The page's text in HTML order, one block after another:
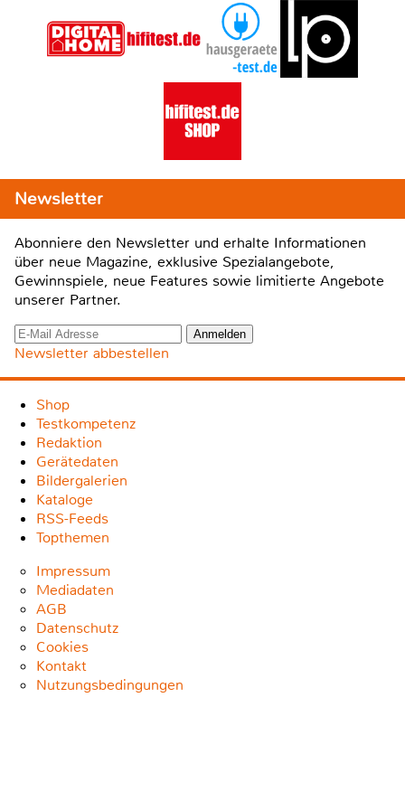
Newsletter
Abonniere den Newsletter und erhalte Informationen
über neue Magazine, exklusive Spezialangebote,
Gewinnspiele, neue Features sowie limitierte Angebote
unserer Partner.
Newsletter abbestellen
Shop
Testkompetenz
Redaktion
Gerätedaten
Bildergalerien
Kataloge
RSS-Feeds
Topthemen
Impressum
Mediadaten
AGB
Datenschutz
Cookies
Kontakt
Nutzungsbedingungen